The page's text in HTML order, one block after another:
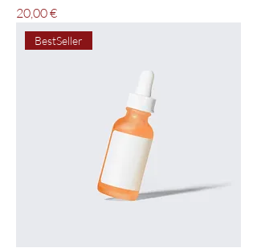
Pris
20,00 €
BestSeller